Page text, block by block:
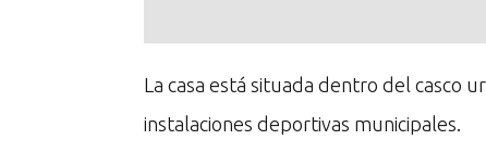
La casa está situada dentro del casco
instalaciones deportivas municipales.